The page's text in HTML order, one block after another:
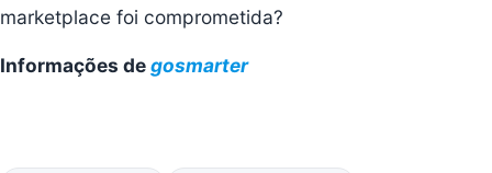
marketplace foi comprometida?
Informações degosmarter